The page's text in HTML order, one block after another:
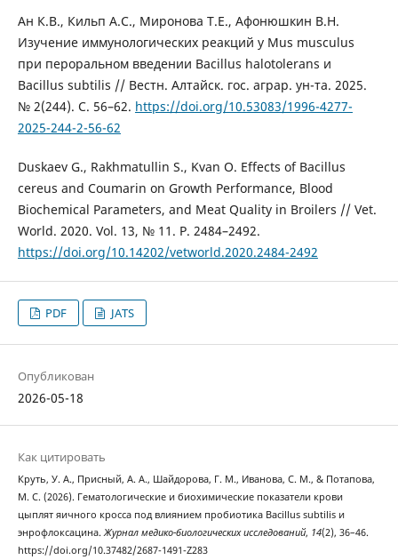
Ан К.В., Кильп А.С., Миронова Т.Е., Афонюшкин В.Н.
Изучение иммунологических реакций у Mus musculus
при пероральном введении Bacillus halotolerans и
Bacillus subtilis // Вестн. Алтайск. гос. аграр. ун-та. 2025.
№ 2(244). С. 56–62. https://doi.org/10.53083/1996-4277-
2025-244-2-56-62
Duskaev G., Rakhmatullin S., Kvan O. Effects of Bacillus
cereus and Coumarin on Growth Performance, Blood
Biochemical Parameters, and Meat Quality in Broilers // Vet.
World. 2020. Vol. 13, № 11. P. 2484–2492.
https://doi.org/10.14202/vetworld.2020.2484-2492
PDF JATS
Опубликован
2026-05-18
Как цитировать
Круть, У. А., Присный, А. А., Шайдорова, Г. М., Иванова, С. М., & Потапова,
М. С. (2026). Гематологические и биохимические показатели крови
цыплят яичного кросса под влиянием пробиотика Bacillus subtilis и
энрофлоксацина.Журнал медико-биологических исследований, 14(2), 36–46.
https://doi.org/10.37482/2687-1491-Z283